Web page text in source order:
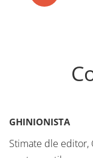
GHINIONISTA
Stimate dle editor,